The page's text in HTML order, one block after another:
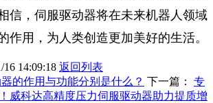
信，伺服驱动器将在未来机器人领域
作用，为人类创造更加美好的生活。
14:09:18 返回列表
的作用与功能分别是什么？ 下一篇： 专
威科达高精度压力伺服驱动器助力提质增